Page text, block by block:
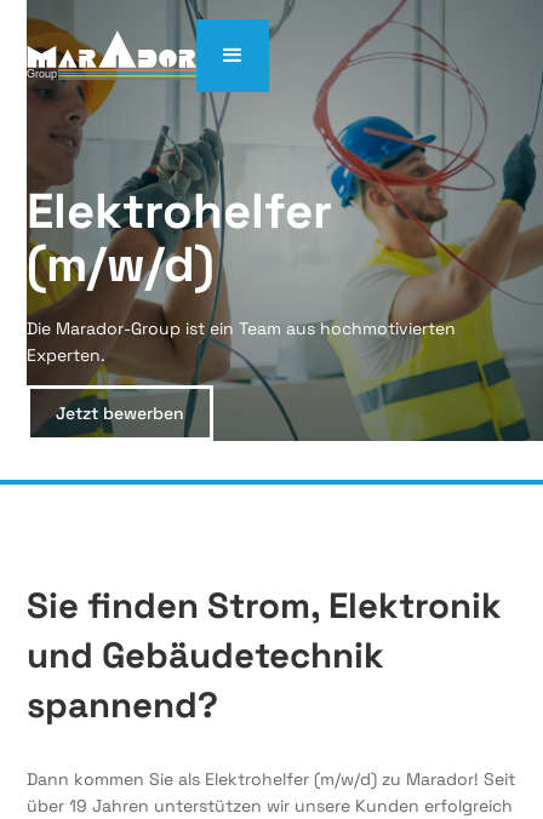
Elektrohelfer
(m/w/d)
Die Marador-Group ist ein Team aus hochmotivierten
Experten.
Jetzt bewerben
Sie finden Strom, Elektronik
und Gebäudetechnik
spannend?
Dann kommen Sie als Elektrohelfer (m/w/d) zu Marador! Seit
über 19 Jahren unterstützen wir unsere Kunden erfolgreich